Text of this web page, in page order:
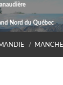
Nord du Québec
MANCHE